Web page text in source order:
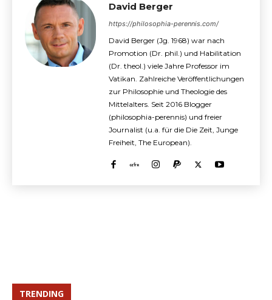
David Berger
https://philosophia-perennis.com/
David Berger (Jg. 1968) war nach
Promotion (Dr. phil.) und Habilitation
(Dr. theol.) viele Jahre Professor im
Vatikan. Zahlreiche Veröffentlichungen
zur Philosophie und Theologie des
Mittelalters. Seit 2016 Blogger
(philosophia-perennis) und freier
Journalist (u.a. für die Die Zeit, Junge
Freiheit, The European).
TRENDING